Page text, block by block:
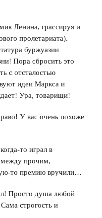
Ленина, грассируя и
пролетариата).
буржуазии
Пора сбросить это
с отсталостью
идеи Маркса и
Ура, товарищи!
У вас очень похоже
то играл в
между прочим,
то премию вручили…
Просто душа любой
строгость и